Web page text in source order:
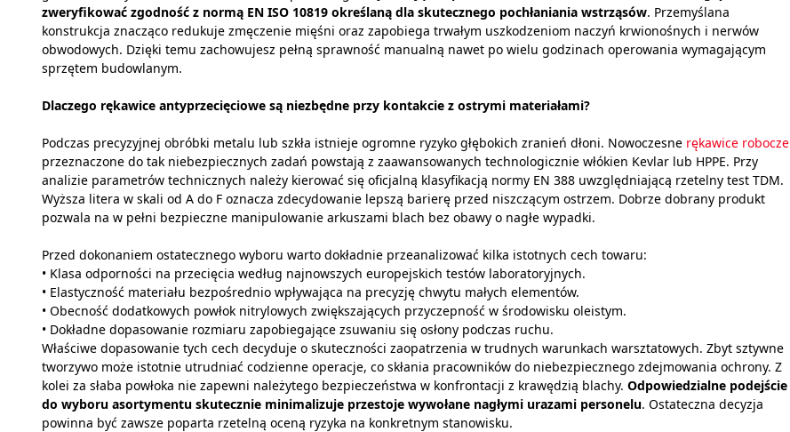
zweryfikować zgodność z normą EN ISO 10819 określaną dla skutecznego pochłaniania wstrząsów. Przemyślana
konstrukcja znacząco redukuje zmęczenie mięśni oraz zapobiega trwałym uszkodzeniom naczyń krwionośnych i nerwów
obwodowych. Dzięki temu zachowujesz pełną sprawność manualną nawet po wielu godzinach operowania wymagającym
sprzętem budowlanym.
Dlaczego rękawice antyprzecięciowe są niezbędne przy kontakcie z ostrymi materiałami?
Podczas precyzyjnej obróbki metalu lub szkła istnieje ogromne ryzyko głębokich zranień dłoni. Nowoczesne rękawice robocze
przeznaczone do tak niebezpiecznych zadań powstają z zaawansowanych technologicznie włókien Kevlar lub HPPE. Przy
analizie parametrów technicznych należy kierować się oficjalną klasyfikacją normy EN 388 uwzględniającą rzetelny test TDM.
Wyższa litera w skali od A do F oznacza zdecydowanie lepszą barierę przed niszczącym ostrzem. Dobrze dobrany produkt
pozwala na w pełni bezpieczne manipulowanie arkuszami blach bez obawy o nagłe wypadki.
Przed dokonaniem ostatecznego wyboru warto dokładnie przeanalizować kilka istotnych cech towaru:
• Klasa odporności na przecięcia według najnowszych europejskich testów laboratoryjnych.
• Elastyczność materiału bezpośrednio wpływająca na precyzję chwytu małych elementów.
• Obecność dodatkowych powłok nitrylowych zwiększających przyczepność w środowisku oleistym.
• Dokładne dopasowanie rozmiaru zapobiegające zsuwaniu się osłony podczas ruchu.
Właściwe dopasowanie tych cech decyduje o skuteczności zaopatrzenia w trudnych warunkach warsztatowych. Zbyt sztywne
tworzywo może istotnie utrudniać codzienne operacje, co skłania pracowników do niebezpiecznego zdejmowania ochrony. Z
kolei za słaba powłoka nie zapewni należytego bezpieczeństwa w konfrontacji z krawędzią blachy. Odpowiedzialne podejście
do wyboru asortymentu skutecznie minimalizuje przestoje wywołane nagłymi urazami personelu. Ostateczna decyzja
powinna być zawsze poparta rzetelną oceną ryzyka na konkretnym stanowisku.